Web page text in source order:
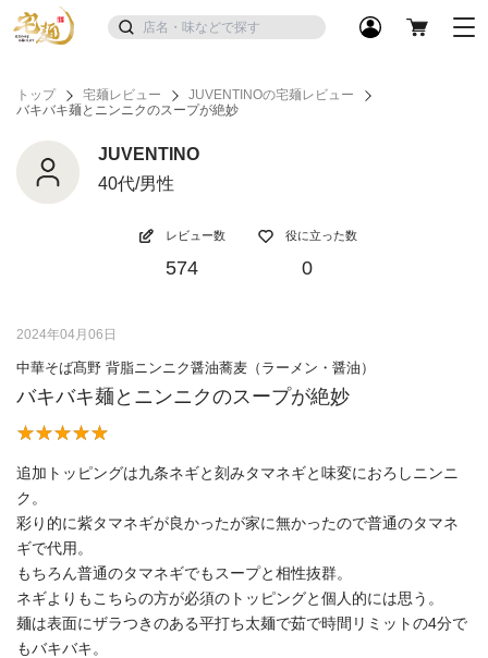
トップ 宅麺レビュー
JUVENTINOの宅麺レビュー
バキバキ麺とニンニクのスープが絶妙
JUVENTINO
40代/男性
レビュー数
574
役に立った数
0
2024年04月06日
中華そば髙野 背脂ニンニク醤油蕎麦（ラーメン・醤油）
バキバキ麺とニンニクのスープが絶妙
追加トッピングは九条ネギと刻みタマネギと味変におろしニンニ
ク。
彩り的に紫タマネギが良かったが家に無かったので普通のタマネ
ギで代用。
もちろん普通のタマネギでもスープと相性抜群。
ネギよりもこちらの方が必須のトッピングと個人的には思う。
麺は表面にザラつきのある平打ち太麺で茹で時間リミットの4分で
もバキバキ。